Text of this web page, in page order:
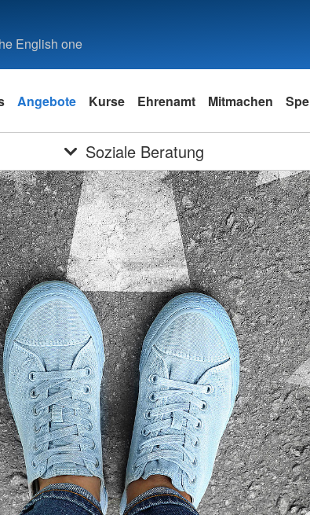
English one
Angebote Kurse Ehrenamt Mitmachen
Soziale Beratung